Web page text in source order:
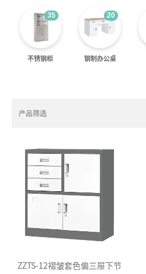
35
不锈钢柜
20
钢制办公桌
产品筛选
ZZTS-12褶皱套色偏三屉下节